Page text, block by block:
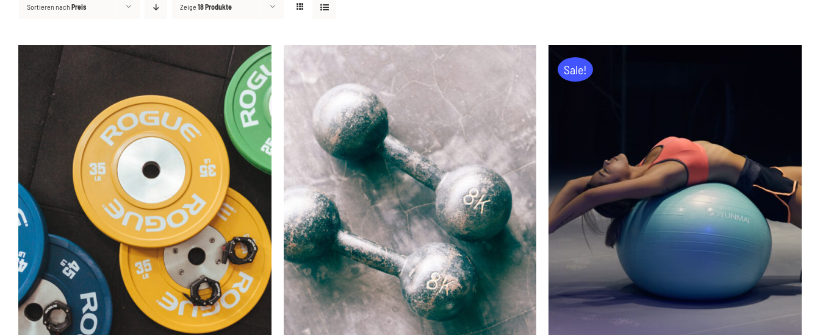
Sortieren nach Preis Zeige 18 Produkte
SELECT OPTIONS / DETAILS SELECT OPTIONS / DETAILS
Sale!
ADD TO CART / DETAILS